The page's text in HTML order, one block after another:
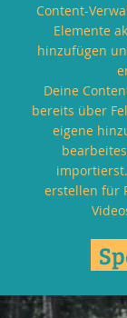
Content-
Elemente
hinzufügen
Deine
bereits über
eigene
erstellen für